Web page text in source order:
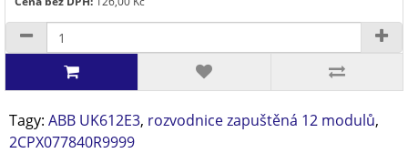
Tagy: ABB UK612E3, rozvodnice zapuštěná 12 modulů,
2CPX077840R9999